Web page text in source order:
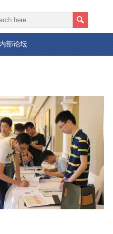
内部论坛